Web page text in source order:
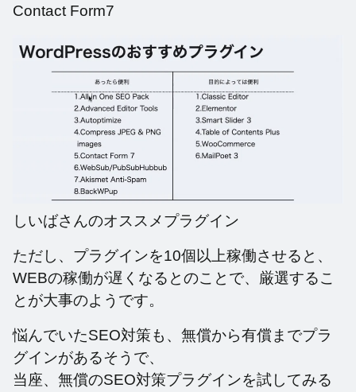
Contact Form7
しいばさんのオススメプラグイン
ただし、プラグインを10個以上稼働させると、
WEBの稼働が遅くなるとのことで、厳選するこ
とが大事のようです。
悩んでいたSEO対策も、無償から有償までプラ
グインがあるそうで、
当座、無償のSEO対策プラグインを試してみる